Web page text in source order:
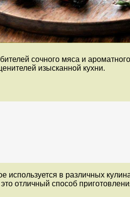
сочного мяса и
изысканной кухни.
в различных
отличный способ